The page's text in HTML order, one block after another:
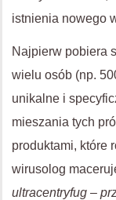
istnienia nowego
Najpierw pobiera
wielu osób (np.
unikalne i
mieszania tych
produktami, które
wirusolog
ultracentryfug –